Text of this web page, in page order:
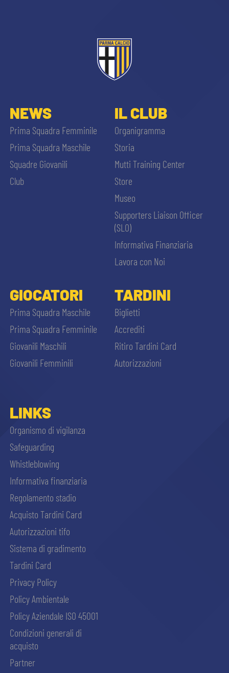
NEWS
Prima Squadra Femminile
Prima Squadra Maschile
Squadre Giovanili
Club
IL CLUB
Organigramma
Storia
Mutti Training Center
Store
Museo
Supporters Liaison Officer
(SLO)
Informativa Finanziaria
Lavora con Noi
GIOCATORI
Prima Squadra Maschile
Prima Squadra Femminile
Giovanili Maschili
Giovanili Femminili
TARDINI
Biglietti
Accrediti
Ritiro Tardini Card
Autorizzazioni
LINKS
Organismo di vigilanza
Safeguarding
Whistleblowing
Informativa finanziaria
Regolamento stadio
Acquisto Tardini Card
Autorizzazioni tifo
Sistema di gradimento
Tardini Card
Privacy Policy
Policy Ambientale
Policy Aziendale ISO 45001
Condizioni generali di
acquisto
Partner
ACCETTA E SALVA